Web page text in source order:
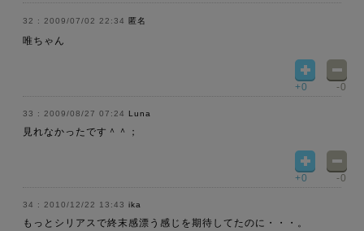
2009/07/02 22:34 匿名
唯ちゃん
+0 -0
2009/08/27 07:24 Luna
見れなかったです＾＾；
+0 -0
2010/12/22 13:43 ika
もっとシリアスで終末感漂う感じを期待してたのに・・・。